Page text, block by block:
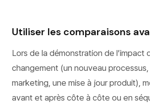
Utiliser les comparaisons
Lors de la démonstration de l’impact
changement (un nouveau
marketing, une mise à jour produit),
avant et après côte à côte ou en